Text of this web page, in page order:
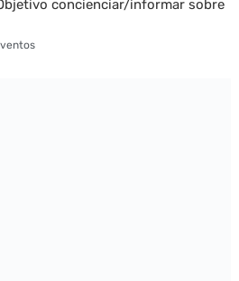
concienciar/informar sobre